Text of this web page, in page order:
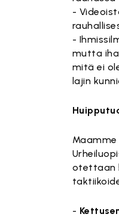
-
-
mutta
mitä ei
lajin
otettaan
-